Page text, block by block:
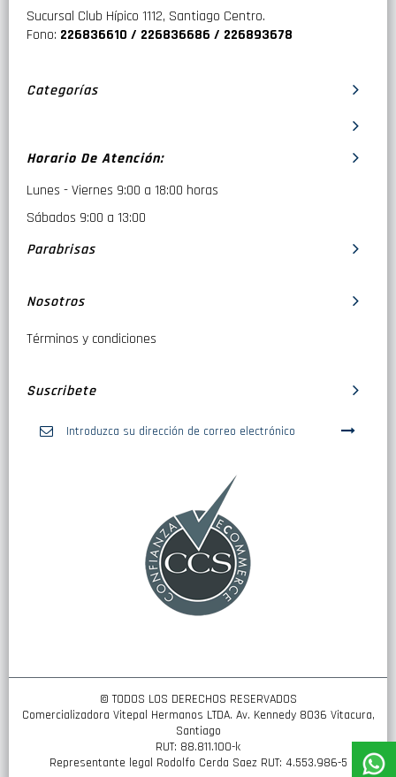
Sucursal Club Hípico 1112, Santiago Centro.
Fono: 226836610 / 226836686 / 226893678
Categorías
Horario De Atención:
Lunes - Viernes 9:00 a 18:00 horas
Sábados 9:00 a 13:00
Parabrisas
Nosotros
Términos y condiciones
Suscribete
© TODOS LOS DERECHOS RESERVADOS
Comercializadora Vitepal Hermanos LTDA. Av. Kennedy 8036 Vitacura,
Santiago
RUT: 88.811.100-k
Representante legal Rodolfo Cerda Saez RUT: 4.553.986-5